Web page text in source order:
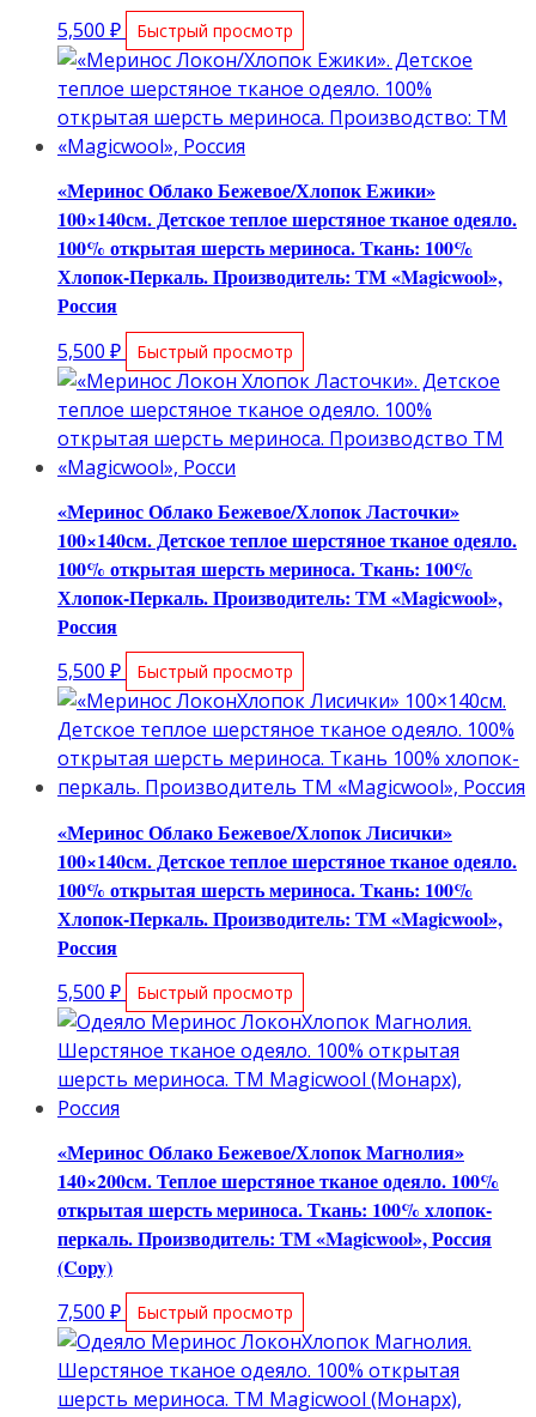
5,500 ₽ Быстрый просмотр
«Меринос Облако Бежевое/Хлопок Ежики»
100×140см. Детское теплое шерстяное тканое одеяло.
100% открытая шерсть мериноса. Ткань: 100%
Хлопок-Перкаль. Производитель: ТМ «Magicwool»,
Россия
5,500 ₽ Быстрый просмотр
«Меринос Облако Бежевое/Хлопок Ласточки»
100×140см. Детское теплое шерстяное тканое одеяло.
100% открытая шерсть мериноса. Ткань: 100%
Хлопок-Перкаль. Производитель: ТМ «Magicwool»,
Россия
5,500 ₽ Быстрый просмотр
«Меринос Облако Бежевое/Хлопок Лисички»
100×140см. Детское теплое шерстяное тканое одеяло.
100% открытая шерсть мериноса. Ткань: 100%
Хлопок-Перкаль. Производитель: ТМ «Magicwool»,
Россия
5,500 ₽ Быстрый просмотр
«Меринос Облако Бежевое/Хлопок Магнолия»
140×200см. Теплое шерстяное тканое одеяло. 100%
открытая шерсть мериноса. Ткань: 100% хлопок-
перкаль. Производитель: ТМ «Magicwool», Россия
(Copy)
7,500 ₽ Быстрый просмотр